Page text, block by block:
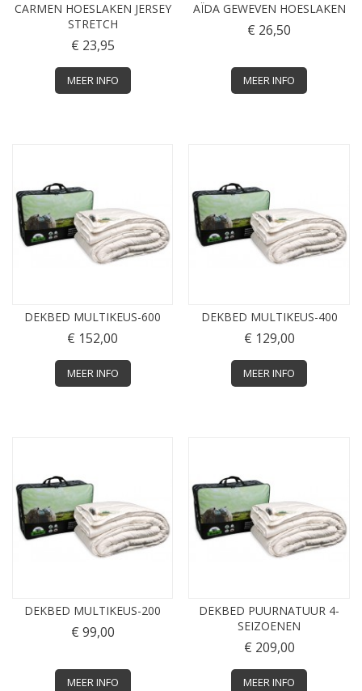
CARMEN HOESLAKEN JERSEY
STRETCH
€ 23,95
MEER INFO
AÏDA GEWEVEN HOESLAKEN
€ 26,50
MEER INFO
DEKBED MULTIKEUS-600
€ 152,00
MEER INFO
DEKBED MULTIKEUS-400
€ 129,00
MEER INFO
DEKBED MULTIKEUS-200
€ 99,00
MEER INFO
DEKBED PUURNATUUR 4-
SEIZOENEN
€ 209,00
MEER INFO